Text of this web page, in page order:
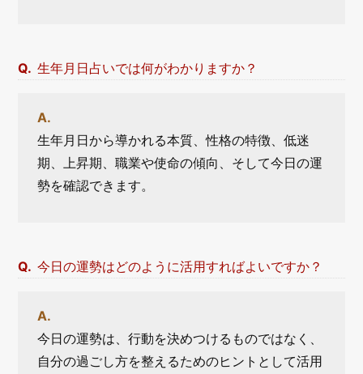
生年月日占いでは何がわかりますか？
生年月日から導かれる本質、性格の特徴、低迷
期、上昇期、職業や使命の傾向、そして今日の運
勢を確認できます。
今日の運勢はどのように活用すればよいですか？
今日の運勢は、行動を決めつけるものではなく、
自分の過ごし方を整えるためのヒントとして活用